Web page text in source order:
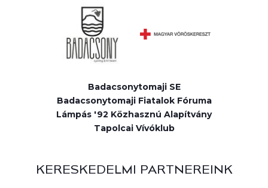
Badacsonytomaji SE
Badacsonytomaji Fiatalok Fóruma
Lámpás '92 Közhasznú Alapítvány
Tapolcai Vívóklub
KERESKEDELMI PARTNEREINK